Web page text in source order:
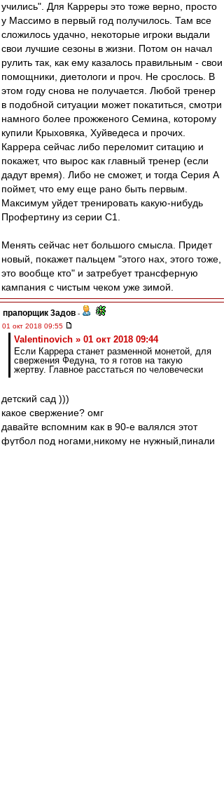
учились". Для Карреры это тоже верно, просто
у Массимо в первый год получилось. Там все
сложилось удачно, некоторые игроки выдали
свои лучшие сезоны в жизни. Потом он начал
рулить так, как ему казалось правильным - свои
помощники, диетологи и проч. Не срослось. В
этом году снова не получается. Любой тренер
в подобной ситуации может покатиться, смотри
намного более прожженого Семина, которому
купили Крыховяка, Хуйведеса и прочих.
Каррера сейчас либо переломит ситацию и
покажет, что вырос как главный тренер (если
дадут время). Либо не сможет, и тогда Серия А
поймет, что ему еще рано быть первым.
Максимум уйдет тренировать какую-нибудь
Профертину из серии С1.
Менять сейчас нет большого смысла. Придет
новый, покажет пальцем "этого нах, этого тоже,
это вообще кто" и затребует трансферную
кампания с чистым чеком уже зимой.
прапорщик 3адoв -
01 окт 2018 09:55
Valentinovich » 01 окт 2018 09:44
Если Каррера станет разменной монетой, для
свержения Федуна, то я готов на такую
жертву. Главное расстаться по человечески
детский сад )))
какое свержение? омг
давайте вспомним как в 90-е валялся этот
футбол под ногами,никому не нужный,пинали